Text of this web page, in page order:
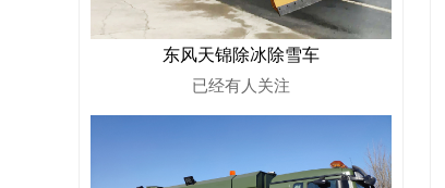
东风天锦除冰除雪车
已经有人关注